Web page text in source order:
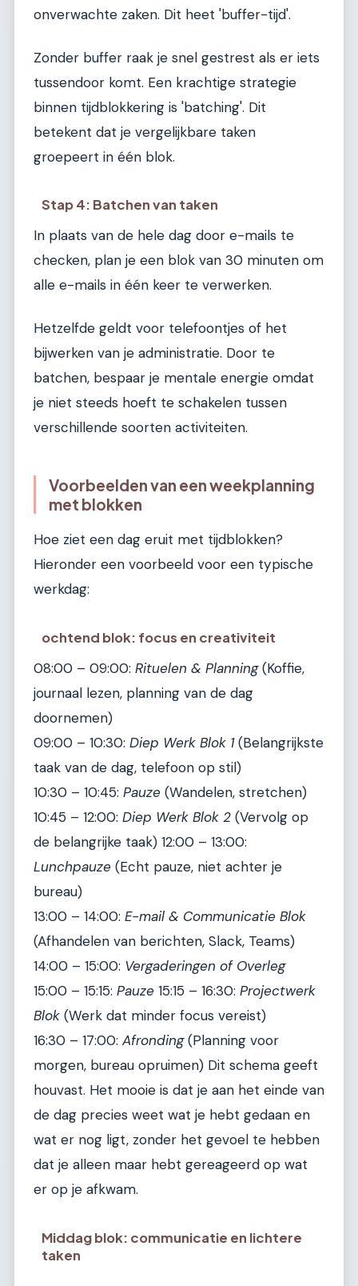
onverwachte zaken. Dit heet 'buffer-tijd'.
Zonder buffer raak je snel gestrest als er iets
tussendoor komt. Een krachtige strategie
binnen tijdblokkering is 'batching'. Dit
betekent dat je vergelijkbare taken
groepeert in één blok.
Stap 4: Batchen van taken
In plaats van de hele dag door e-mails te
checken, plan je een blok van 30 minuten om
alle e-mails in één keer te verwerken.
Hetzelfde geldt voor telefoontjes of het
bijwerken van je administratie. Door te
batchen, bespaar je mentale energie omdat
je niet steeds hoeft te schakelen tussen
verschillende soorten activiteiten.
Voorbeelden van een weekplanning
met blokken
Hoe ziet een dag eruit met tijdblokken?
Hieronder een voorbeeld voor een typische
werkdag:
ochtend blok: focus en creativiteit
08:00 – 09:00: Rituelen & Planning(Koffie,
journaal lezen, planning van de dag
doornemen)
09:00 – 10:30: Diep Werk Blok 1(Belangrijkste
taak van de dag, telefoon op stil)
10:30 – 10:45: Pauze (Wandelen, stretchen)
10:45 – 12:00: Diep Werk Blok 2 (Vervolg op
de belangrijke taak) 12:00 – 13:00:
Lunchpauze (Echt pauze, niet achter je
bureau)
13:00 – 14:00: E-mail & Communicatie Blok
(Afhandelen van berichten, Slack, Teams)
14:00 – 15:00: Vergaderingen of Overleg
15:00 – 15:15: Pauze 15:15 – 16:30: Projectwerk
Blok (Werk dat minder focus vereist)
16:30 – 17:00: Afronding(Planning voor
morgen, bureau opruimen) Dit schema geeft
houvast. Het mooie is dat je aan het einde van
de dag precies weet wat je hebt gedaan en
wat er nog ligt, zonder het gevoel te hebben
dat je alleen maar hebt gereageerd op wat
er op je afkwam.
Middag blok: communicatie en lichtere
taken